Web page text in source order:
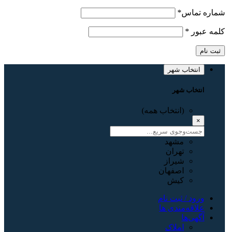
شماره تماس*
کلمه عبور *
ثبت نام
انتخاب شهر
انتخاب شهر
(انتخاب همه)
×
مشهد
تهران
شیراز
اصفهان
کیش
ورود / ثبت نام
علاقه‌مندی ها
آگهی‌ها
املاک